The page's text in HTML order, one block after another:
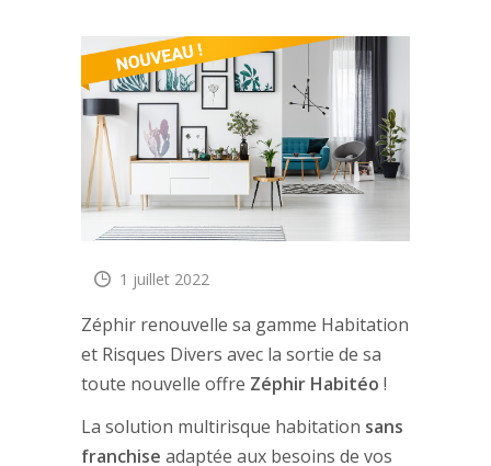
1 juillet 2022
Zéphir renouvelle sa gamme Habitation
et Risques Divers avec la sortie de sa
toute nouvelle offre Zéphir Habitéo !
La solution multirisque habitation sans
franchise adaptée aux besoins de vos